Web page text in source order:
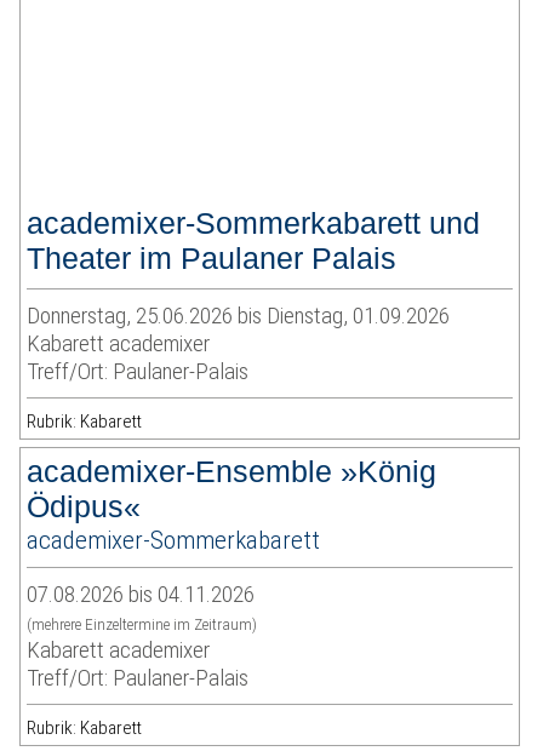
academixer-Sommerkabarett und
Theater im Paulaner Palais
Donnerstag, 25.06.2026 bis Dienstag, 01.09.2026
Kabarett academixer
Treff/Ort: Paulaner-Palais
Rubrik: Kabarett
academixer-Ensemble »König
Ödipus«
academixer-Sommerkabarett
07.08.2026 bis 04.11.2026
(mehrere Einzeltermine im Zeitraum)
Kabarett academixer
Treff/Ort: Paulaner-Palais
Rubrik: Kabarett